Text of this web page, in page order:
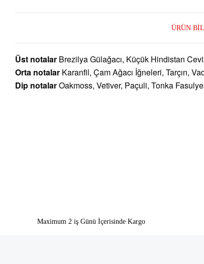
ÜRÜN
Üst notalar Brezilya Gülağacı, Küçük Hindistan
Orta notalar Karanfil, Çam Ağacı İğneleri, Tarçın,
Dip notalarOakmoss, Vetiver, Paçuli, Tonka
Maximum 2 iş Günü İçerisinde Kargo